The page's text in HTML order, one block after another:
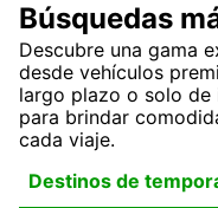
Búsquedas
Descubre una gama
desde vehículos
largo plazo o solo de
para brindar
cada viaje.
Destinos de